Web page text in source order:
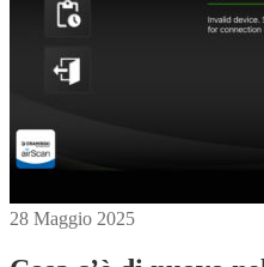
28 Maggio 2025